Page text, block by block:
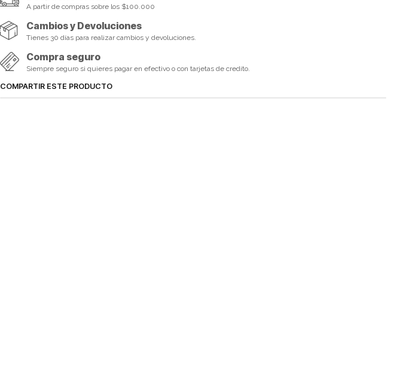
A partir de compras sobre los $100.000
Cambios y Devoluciones
Tienes 30 días para realizar cambios y devoluciones.
Compra seguro
Siempre seguro si quieres pagar en efectivo o con tarjetas de credito.
COMPARTIR ESTE PRODUCTO